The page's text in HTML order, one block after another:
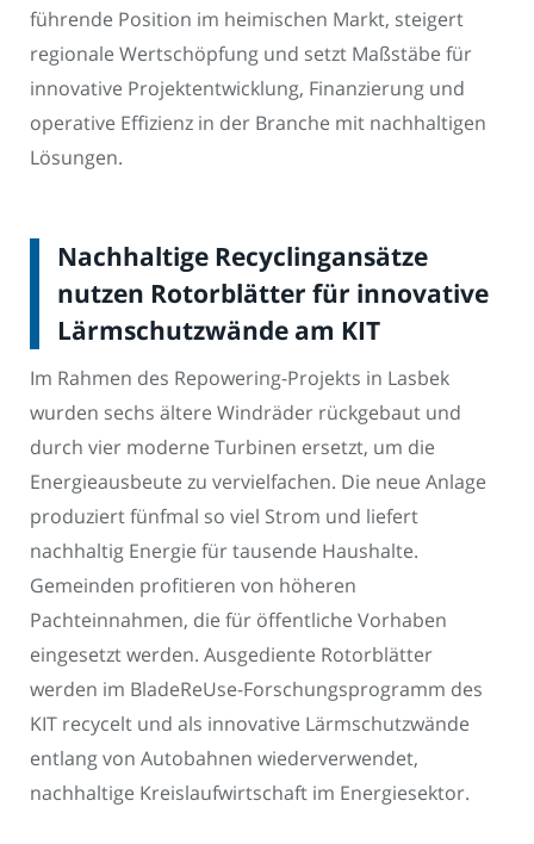
führende Position im heimischen Markt, steigert
regionale Wertschöpfung und setzt Maßstäbe für
innovative Projektentwicklung, Finanzierung und
operative Effizienz in der Branche mit nachhaltigen
Lösungen.
Nachhaltige Recyclingansätze
nutzen Rotorblätter für innovative
Lärmschutzwände am KIT
Im Rahmen des Repowering-Projekts in Lasbek
wurden sechs ältere Windräder rückgebaut und
durch vier moderne Turbinen ersetzt, um die
Energieausbeute zu vervielfachen. Die neue Anlage
produziert fünfmal so viel Strom und liefert
nachhaltig Energie für tausende Haushalte.
Gemeinden profitieren von höheren
Pachteinnahmen, die für öffentliche Vorhaben
eingesetzt werden. Ausgediente Rotorblätter
werden im BladeReUse-Forschungsprogramm des
KIT recycelt und als innovative Lärmschutzwände
entlang von Autobahnen wiederverwendet,
nachhaltige Kreislaufwirtschaft im Energiesektor.